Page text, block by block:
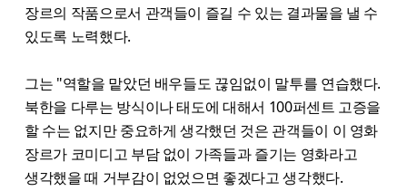
장르의 작품으로서 관객들이 즐길 수 있는 결과물을 낼 수
있도록 노력했다.
그는 "역할을 맡았던 배우들도 끊임없이 말투를 연습했다.
북한을 다루는 방식이나 태도에 대해서 100퍼센트 고증을
할 수는 없지만 중요하게 생각했던 것은 관객들이 이 영화
장르가 코미디고 부담 없이 가족들과 즐기는 영화라고
생각했을 때 거부감이 없었으면 좋겠다고 생각했다.